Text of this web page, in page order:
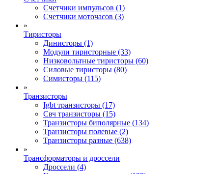
Счетчики импульсов (1)
Счетчики моточасов (3)
»
Тиристоры
Динисторы (1)
Модули тиристорные (33)
Низковольтные тиристоры (60)
Силовые тиристоры (80)
Симисторы (115)
»
Транзисторы
Igbt транзисторы (17)
Свч транзисторы (15)
Транзисторы биполярные (134)
Транзисторы полевые (2)
Транзисторы разные (638)
»
Трансформаторы и дроссели
Дроссели (4)